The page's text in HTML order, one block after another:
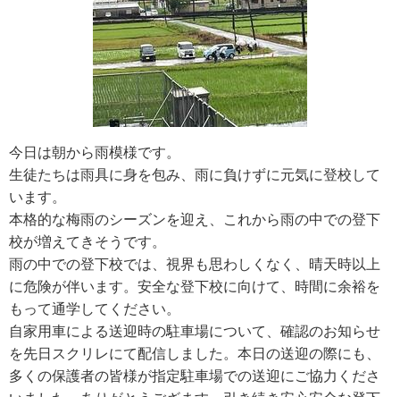
今日は朝から雨模様です。
生徒たちは雨具に身を包み、雨に負けずに元気に登校して
います。
本格的な梅雨のシーズンを迎え、これから雨の中での登下
校が増えてきそうです。
雨の中での登下校では、視界も思わしくなく、晴天時以上
に危険が伴います。安全な登下校に向けて、時間に余裕を
もって通学してください。
自家用車による送迎時の駐車場について、確認のお知らせ
を先日スクリレにて配信しました。本日の送迎の際にも、
多くの保護者の皆様が指定駐車場での送迎にご協力くださ